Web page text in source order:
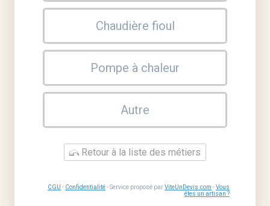
Chaudière fioul
Pompe à chaleur
Autre
Retour à la liste des métiers
CGU - Confidentialité- Service proposé parViteUnDevis.com -Vous
êtes un artisan ?